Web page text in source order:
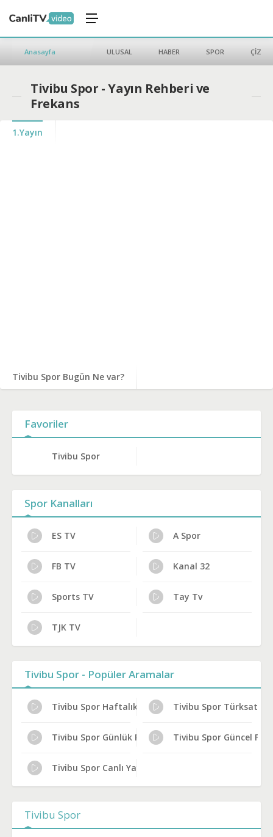
Anasayfa ULUSAL HABER SPOR ÇİZGİ
Tivibu Spor - Yayın Rehberi ve
Frekans
1.Yayın
Tivibu Spor Bugün Ne var?
Favoriler
Tivibu Spor
Spor Kanalları
ES TV A Spor
FB TV Kanal 32
Sports TV Tay Tv
TJK TV
Tivibu Spor - Popüler Aramalar
Tivibu Spor Haftalık Yayın PlanıTivibu Spor Türksat
Tivibu Spor Günlük Program AkışıTivibu Spor Güncel
Tivibu Spor Canlı Yayın Bilgileri
Tivibu Spor